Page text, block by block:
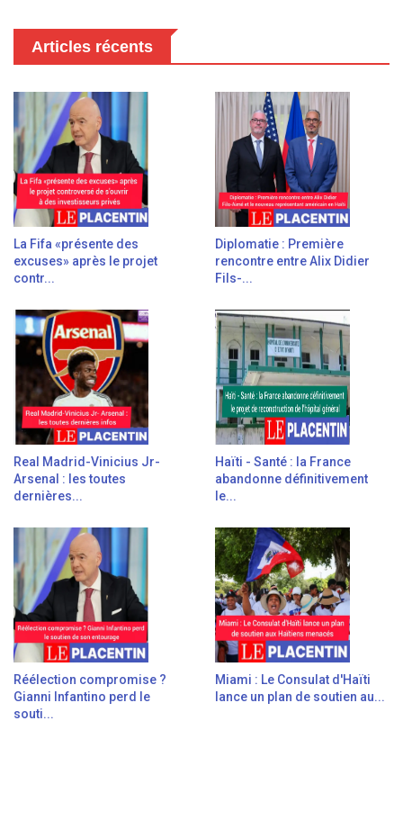
Articles récents
La Fifa «présente des
excuses» après le projet
contr...
Diplomatie : Première
rencontre entre Alix Didier
Fils-...
Real Madrid-Vinicius Jr-
Arsenal : les toutes
dernières...
Haïti - Santé : la France
abandonne définitivement
le...
Réélection compromise ?
Gianni Infantino perd le
souti...
Miami : Le Consulat d'Haïti
lance un plan de soutien au...